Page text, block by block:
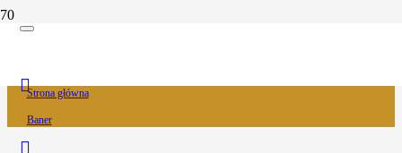
Strona główna
Baner